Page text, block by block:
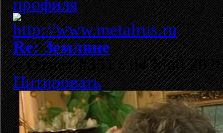
Re: Земляне
«Ответ #351 :04 Май
Цитировать